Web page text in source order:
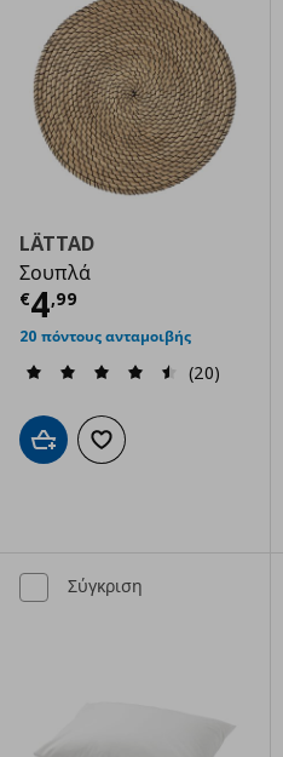
LÄTTAD
Σουπλά
€4,99
Τρέχουσα τιμή
20 πόντους ανταμοιβής
(20)
Προσθήκη στο καλάθι
Προσθήκη στα αγαπημένα
Σύγκριση